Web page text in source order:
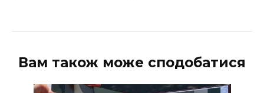
Вам також може сподобатися